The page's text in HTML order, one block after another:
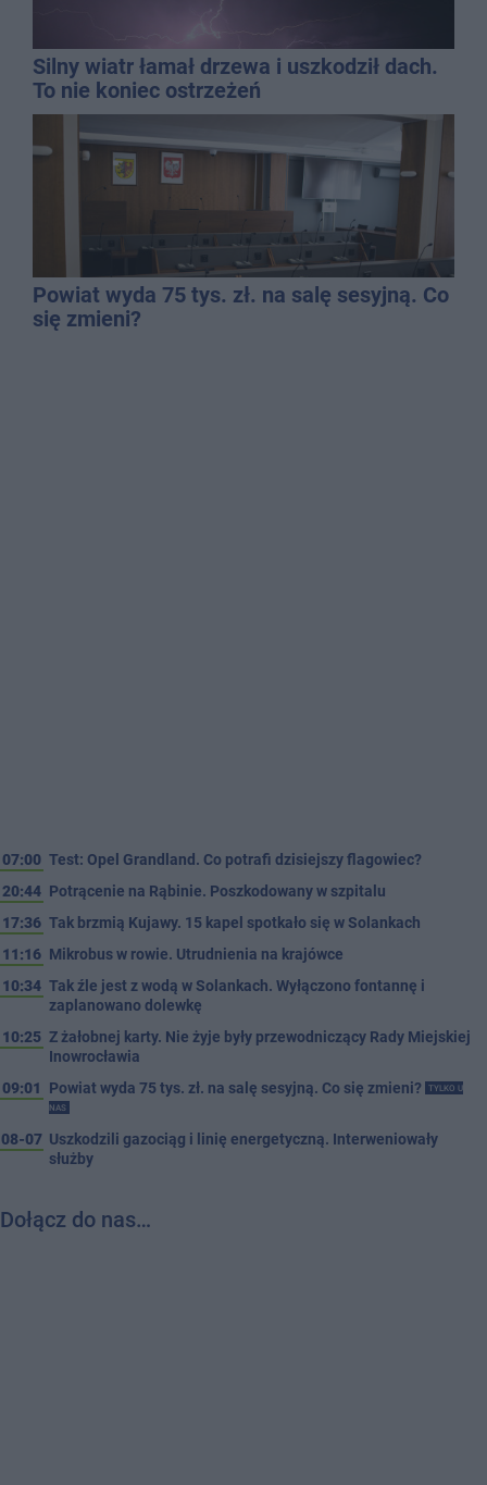
Silny wiatr łamał drzewa i uszkodził dach.
To nie koniec ostrzeżeń
Powiat wyda 75 tys. zł. na salę sesyjną. Co
się zmieni?
07:00 Test: Opel Grandland. Co potrafi dzisiejszy flagowiec?
20:44 Potrącenie na Rąbinie. Poszkodowany w szpitalu
17:36 Tak brzmią Kujawy. 15 kapel spotkało się w Solankach
11:16 Mikrobus w rowie. Utrudnienia na krajówce
10:34 Tak źle jest z wodą w Solankach. Wyłączono fontannę i
zaplanowano dolewkę
10:25 Z żałobnej karty. Nie żyje były przewodniczący Rady Miejskiej
Inowrocławia
09:01
Powiat wyda 75 tys. zł. na salę sesyjną. Co się zmieni?
TYLKO U
NAS
08-07 Uszkodzili gazociąg i linię energetyczną. Interweniowały
służby
Dołącz do nas…